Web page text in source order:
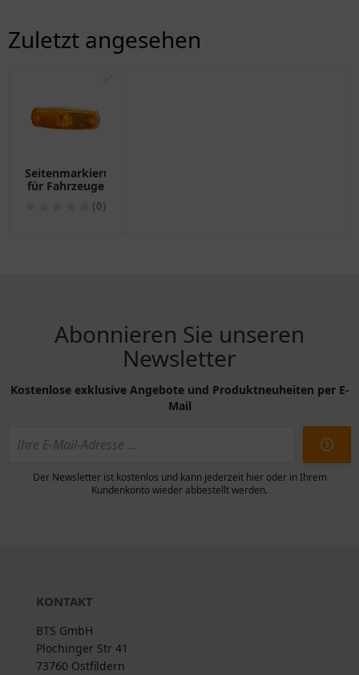
Zuletzt angesehen
✅
Seitenmarkierungsleuchte
für Fahrzeuge
(0)
Abonnieren Sie unseren
Newsletter
Kostenlose exklusive Angebote und Produktneuheiten per E-
Mail
Der Newsletter ist kostenlos und kann jederzeit hier oder in Ihrem
Kundenkonto wieder abbestellt werden.
KONTAKT
BTS GmbH
Plochinger Str 41
73760 Ostfildern